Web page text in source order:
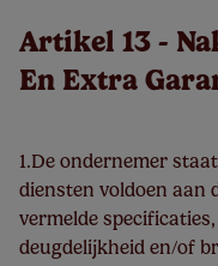
Artikel 13 -
En Extra
1.De ondernemer
diensten voldoen aan
vermelde
deugdelijkheid en/of